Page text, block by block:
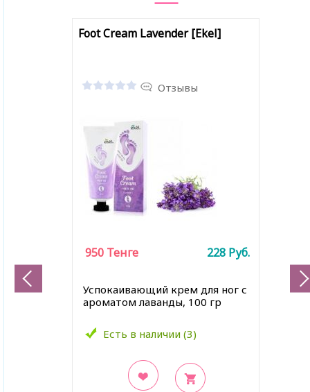
Foot Cream Lavender [Ekel]
Отзывы
Успокаивающий крем для ног с
ароматом лаванды, 100 гр
Есть в наличии (3)
950 Тенге 228 Руб.